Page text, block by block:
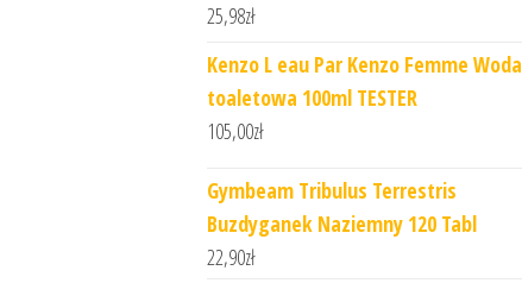
25,98zł
Kenzo L eau Par Kenzo Femme Woda
toaletowa 100ml TESTER
105,00zł
Gymbeam Tribulus Terrestris
Buzdyganek Naziemny 120 Tabl
22,90zł